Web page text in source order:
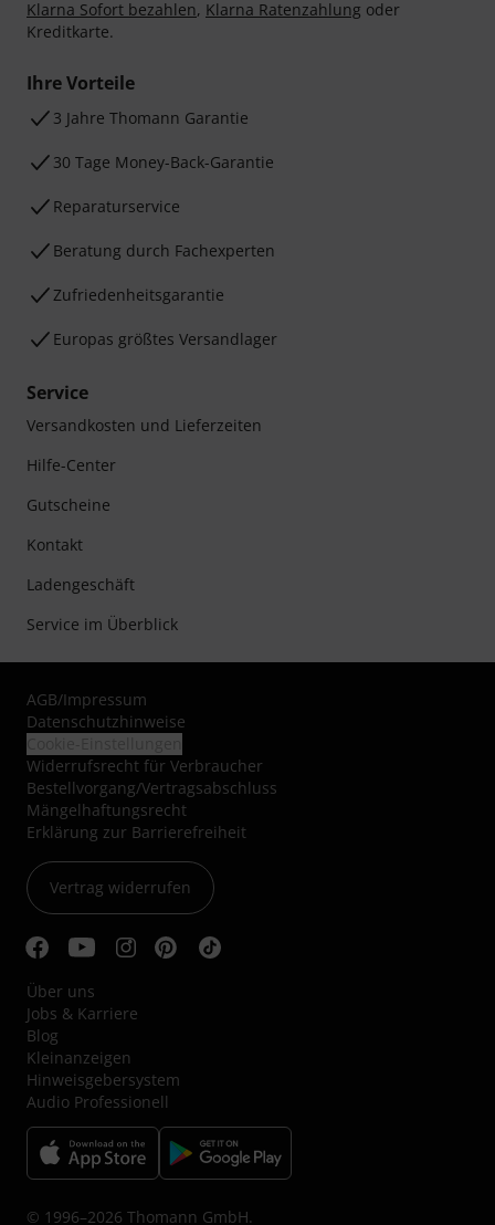
Klarna Sofort bezahlen, Klarna Ratenzahlung oder
Kreditkarte.
Ihre Vorteile
3 Jahre Thomann Garantie
30 Tage Money-Back-Garantie
Reparaturservice
Beratung durch Fachexperten
Zufriedenheitsgarantie
Europas größtes Versandlager
Service
Versandkosten und Lieferzeiten
Hilfe-Center
Gutscheine
Kontakt
Ladengeschäft
Service im Überblick
AGB/Impressum
Datenschutzhinweise
Widerrufsrecht für Verbraucher
Bestellvorgang/Vertragsabschluss
Mängelhaftungsrecht
Erklärung zur Barrierefreiheit
Vertrag widerrufen
Über uns
Jobs & Karriere
Blog
Kleinanzeigen
Hinweisgebersystem
Audio Professionell
© 1996–2026 Thomann GmbH.